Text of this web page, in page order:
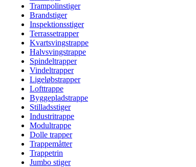
Trampolinstiger
Brandstiger
Inspektionsstiger
Terrassetrapper
Kvartsvingstrappe
Halvsvingstrappe
Spindeltrapper
Vindeltrapper
Ligeløbstrapper
Lofttrappe
Byggepladstrappe
Stilladsstiger
Industritrappe
Modultrappe
Dolle trapper
Trappemåtter
Trappetrin
Jumbo stiger